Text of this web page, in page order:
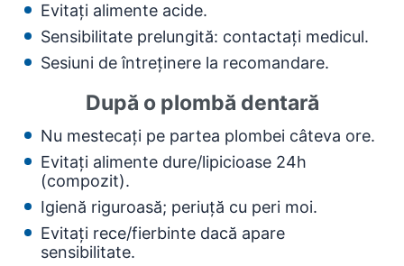
Evitați alimente acide.
Sensibilitate prelungită: contactați medicul.
Sesiuni de întreținere la recomandare.
După o plombă dentară
Nu mestecați pe partea plombei câteva ore.
Evitați alimente dure/lipicioase 24h
(compozit).
Igienă riguroasă; periuță cu peri moi.
Evitați rece/fierbinte dacă apare
sensibilitate.